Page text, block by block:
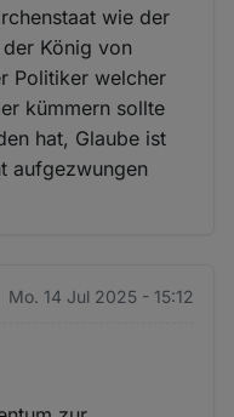
wie der
König von
Politiker welcher
kümmern sollte
hat, Glaube ist
aufgezwungen
Mo. 14 Jul 2025 - 15:12